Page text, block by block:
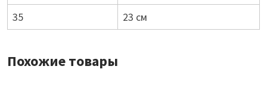
35
23 см
Похожие товары